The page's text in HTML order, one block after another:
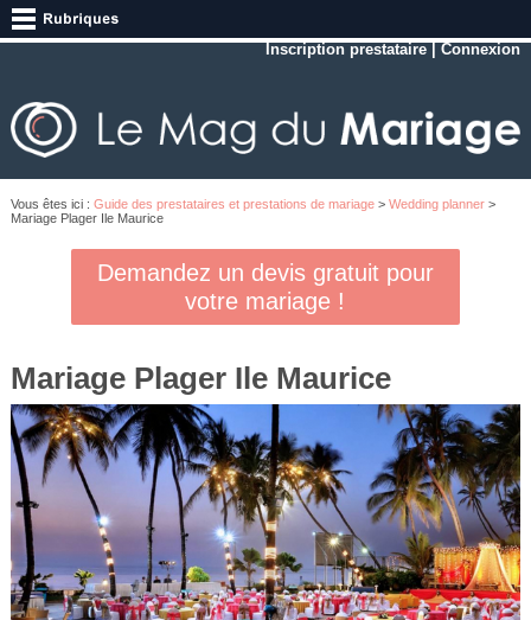
Inscription prestataire |Connexion
Vous êtes ici : Guide des prestataires et prestations de mariage> Wedding planner>
Mariage Plager Ile Maurice
Demandez un devis gratuit pour
votre mariage !
Mariage Plager Ile Maurice